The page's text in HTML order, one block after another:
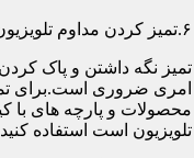
۶.تمیز کردن مداوم تلویزیون
تمیز نگه داشتن و پاک
امری ضروری است.برای
محصولات و پارچه های
تلویزیون است استفاده